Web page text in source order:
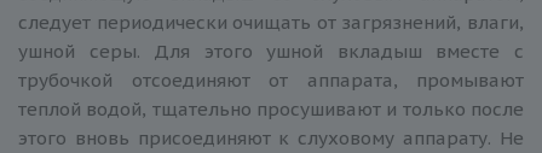
следует периодически очищать от загрязнений, влаги,
ушной серы. Для этого ушной вкладыш вместе с
трубочкой отсоединяют от аппарата, промывают
теплой водой, тщательно просушивают и только после
этого вновь присоединяют к слуховому аппарату. Не